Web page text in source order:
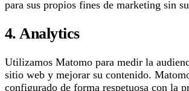
para sus propios fines de marketing sin
4. Analytics
Utilizamos Matomo para medir la
sitio web y mejorar su contenido.
configurado de forma respetuosa con la